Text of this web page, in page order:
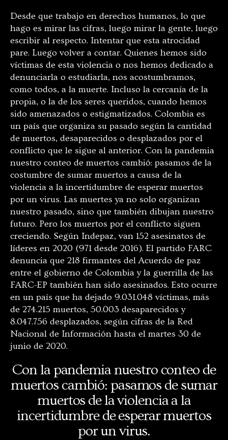
Desde que trabajo en derechos humanos, lo que
hago es mirar las cifras, luego mirar la gente, luego
escribir al respecto. Intentar que esta atrocidad
pare. Luego volver a contar. Quienes hemos sido
víctimas de esta violencia o nos hemos dedicado a
denunciarla o estudiarla, nos acostumbramos,
como todos, a la muerte. Incluso la cercanía de la
propia, o la de los seres queridos, cuando hemos
sido amenazados o estigmatizados. Colombia es
un país que organiza su pasado según la cantidad
de muertos, desaparecidos o desplazados por el
conflicto que le sigue al anterior. Con la pandemia
nuestro conteo de muertos cambió: pasamos de la
costumbre de sumar muertos a causa de la
violencia a la incertidumbre de esperar muertos
por un virus. Las muertes ya no solo organizan
nuestro pasado, sino que también dibujan nuestro
futuro. Pero los muertos por el conflicto siguen
creciendo. Según Indepaz, van 152 asesinatos de
líderes en 2020 (971 desde 2016). El partido FARC
denuncia que 218 firmantes del Acuerdo de paz
entre el gobierno de Colombia y la guerrilla de las
FARC-EP también han sido asesinados. Esto ocurre
en un país que ha dejado 9.031.048 víctimas, más
de 274.215 muertos, 50.003 desaparecidos y
8.047.756 desplazados, según cifras de la Red
Nacional de Información hasta el martes 30 de
junio de 2020.
Con la pandemia nuestro conteo de
muertos cambió: pasamos de sumar
muertos de la violencia a la
incertidumbre de esperar muertos
por un virus.